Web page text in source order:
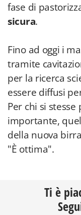
fase di
sicura.
Fino ad oggi i
tramite
per la ricerca
essere diffusi
Per chi si
importante,
della nuova
"È ottima".
Ti è